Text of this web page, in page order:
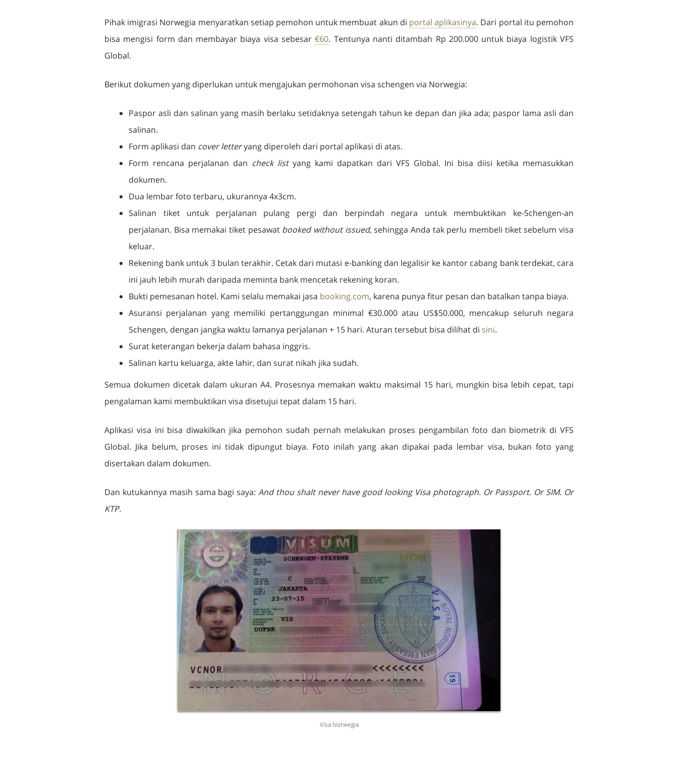
Pihak imigrasi Norwegia menyaratkan setiap pemohon untuk membuat akun di portal aplikasinya. Dari portal itu pemohon
bisa mengisi form dan membayar biaya visa sebesar€60. Tentunya nanti ditambah Rp 200.000 untuk biaya logistik VFS
Global.
Berikut dokumen yang diperlukan untuk mengajukan permohonan visa schengen via Norwegia:
Paspor asli dan salinan yang masih berlaku setidaknya setengah tahun ke depan dan jika ada; paspor lama asli dan
salinan.
Form aplikasi dan cover letteryang diperoleh dari portal aplikasi di atas.
Form rencana perjalanan dan check listyang kami dapatkan dari VFS Global. Ini bisa diisi ketika memasukkan
dokumen.
Dua lembar foto terbaru, ukurannya 4x3cm.
Salinan tiket untuk perjalanan pulang pergi dan berpindah negara untuk membuktikan ke-Schengen-an
perjalanan. Bisa memakai tiket pesawat booked without issued,sehingga Anda tak perlu membeli tiket sebelum visa
keluar.
Rekening bank untuk 3 bulan terakhir. Cetak dari mutasi e-banking dan legalisir ke kantor cabang bank terdekat, cara
ini jauh lebih murah daripada meminta bank mencetak rekening koran.
Bukti pemesanan hotel. Kami selalu memakai jasa booking.com, karena punya fitur pesan dan batalkan tanpa biaya.
Asuransi perjalanan yang memiliki pertanggungan minimal €30.000 atau US$50.000, mencakup seluruh negara
Schengen, dengan jangka waktu lamanya perjalanan + 15 hari. Aturan tersebut bisa dilihat di sini.
Surat keterangan bekerja dalam bahasa inggris.
Salinan kartu keluarga, akte lahir, dan surat nikah jika sudah.
Semua dokumen dicetak dalam ukuran A4. Prosesnya memakan waktu maksimal 15 hari, mungkin bisa lebih cepat, tapi
pengalaman kami membuktikan visa disetujui tepat dalam 15 hari.
Aplikasi visa ini bisa diwakilkan jika pemohon sudah pernah melakukan proses pengambilan foto dan biometrik di VFS
Global. Jika belum, proses ini tidak dipungut biaya. Foto inilah yang akan dipakai pada lembar visa, bukan foto yang
disertakan dalam dokumen.
Dan kutukannya masih sama bagi saya:And thou shalt never have good looking Visa photograph. Or Passport. Or SIM. Or
KTP.
Visa Norwegia